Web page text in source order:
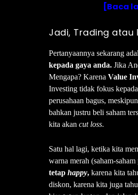
[Baca
Jadi, Trading atau
Pertanyaannya sekarang
kepada gaya anda. Jika
Mengapa? Karena Value
Investing tidak fokus
perusahaan bagus,
bahkan justru beli saham
kita akan cut loss.
Satu hal lagi, ketika kita
warna merah (saham-
tetap happy, karena kita
diskon, karena kita juga